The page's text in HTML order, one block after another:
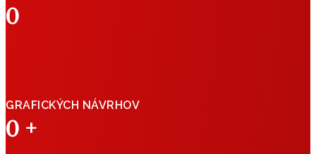
0
GRAFICKÝCH NÁVRHOV
0 +